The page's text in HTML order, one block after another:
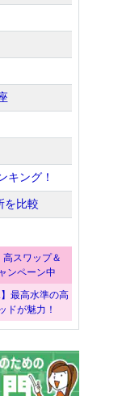
キング！
を比較
高スワップ＆
ンペーン中
最高水準の高
ドが魅力！